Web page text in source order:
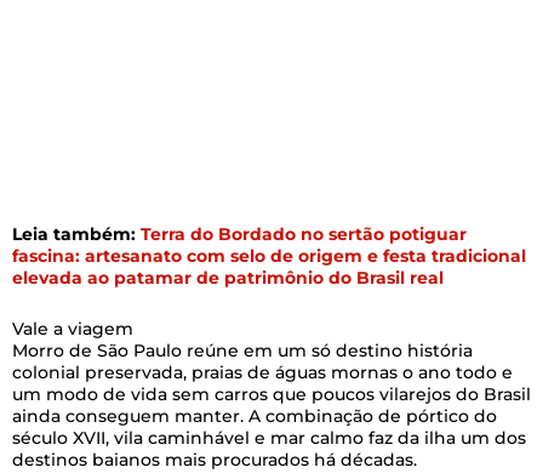
Leia também: Terra do Bordado no sertão potiguar
fascina: artesanato com selo de origem e festa tradicional
elevada ao patamar de patrimônio do Brasil real
Vale a viagem
Morro de São Paulo reúne em um só destino história
colonial preservada, praias de águas mornas o ano todo e
um modo de vida sem carros que poucos vilarejos do Brasil
ainda conseguem manter. A combinação de pórtico do
século XVII, vila caminhável e mar calmo faz da ilha um dos
destinos baianos mais procurados há décadas.